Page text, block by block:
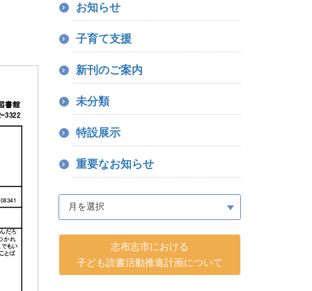
お知らせ
子育て支援
新刊のご案内
未分類
特設展示
重要なお知らせ
志布志市における
子ども読書活動推進計画について